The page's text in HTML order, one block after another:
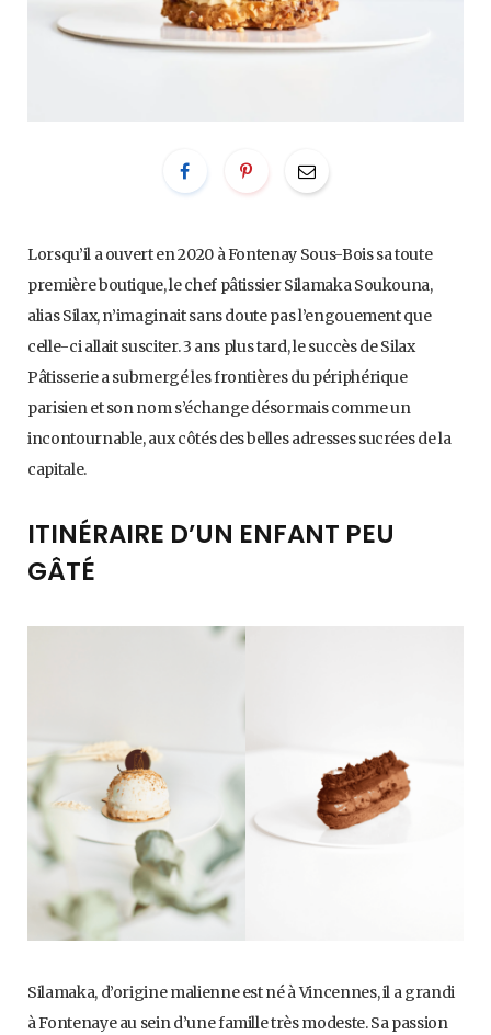
Lorsqu’il a ouvert en 2020 à Fontenay Sous-Bois sa toute
première boutique, le chef pâtissier Silamaka Soukouna,
alias Silax, n’imaginait sans doute pas l’engouement que
celle-ci allait susciter. 3 ans plus tard, le succès de Silax
Pâtisserie a submergé les frontières du périphérique
parisien et son nom s’échange désormais comme un
incontournable, aux côtés des belles adresses sucrées de la
capitale.
ITINÉRAIRE D’UN ENFANT PEU
GÂTÉ
Silamaka, d’origine malienne est né à Vincennes, il a grandi
à Fontenaye au sein d’une famille très modeste. Sa passion